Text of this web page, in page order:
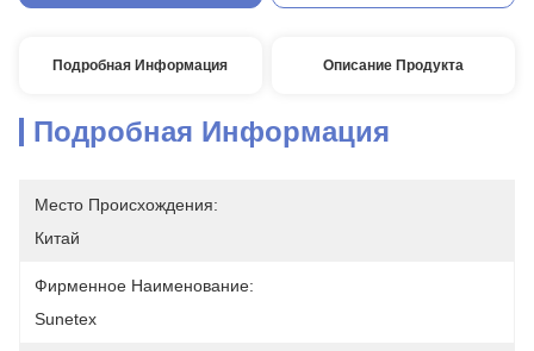
Подробная Информация Описание Продукта
Подробная Информация
Место Происхождения:
Китай
Фирменное Наименование:
Sunetex